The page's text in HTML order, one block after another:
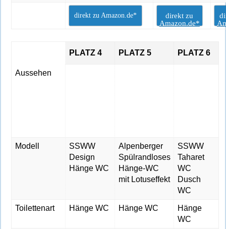
direkt zu Amazon.de*
direkt zu
Amazon.de*
PLATZ 4 PLATZ 5 PLATZ 6
Aussehen
Modell
SSWW
Design
Hänge WC
Alpenberger
Spülrandloses
Hänge-WC
mit Lotuseffekt
SSWW
Taharet
WC
Dusch
WC
Toilettenart Hänge WC Hänge WC
Hänge
WC